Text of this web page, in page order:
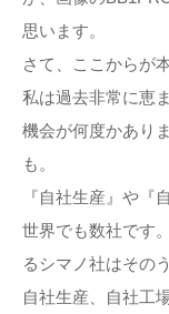
思います。
さて、ここからが
私は過去非常に恵
機会が何度かあり
も。
『自社生産』や『
世界でも数社です
るシマノ社はその
自社生産、自社工